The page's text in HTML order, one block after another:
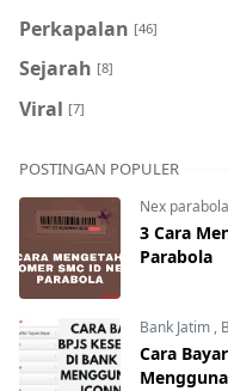
Perkapalan [46]
Sejarah [8]
Viral [7]
POSTINGAN POPULER
Nex parabola
3 Cara
Parabola
Bank Jatim,
Cara